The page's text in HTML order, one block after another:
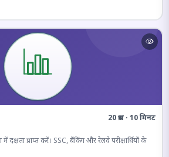
20 प्रश्न · 10 मिनट
दक्षता प्राप्त करें। SSC, बैंकिंग और रेलवे परीक्षार्थियों के